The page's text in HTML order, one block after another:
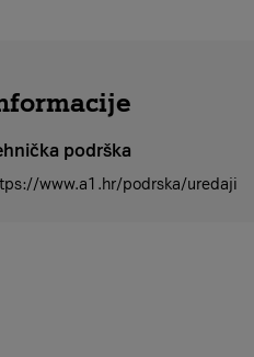
podrška
www.a1.hr/podrska/uredaji